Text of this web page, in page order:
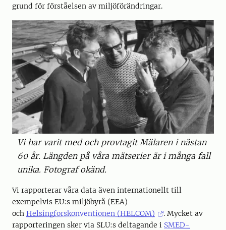
grund för förståelsen av miljöförändringar.
Vi har varit med och provtagit Mälaren i nästan
60 år. Längden på våra mätserier är i många fall
unika. Fotograf okänd.
Vi rapporterar våra data även internationellt till
exempelvis EU:s miljöbyrå (EEA)
och Helsingforskonventionen (HELCOM)
. Mycket av
rapporteringen sker via SLU:s deltagande i SMED-